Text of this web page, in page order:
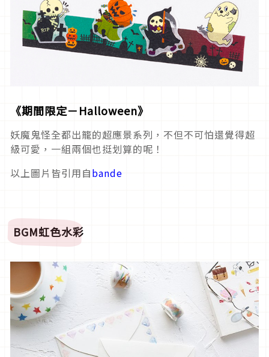
《期間限定－Halloween》
妖魔鬼怪全都出籠的超應景系列，不但不可怕還覺得超
級可愛，一組兩個也挺划算的呢！
以上圖片皆引用自bande
BGM虹色水彩